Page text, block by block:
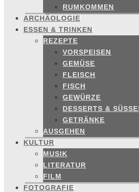
RUMKOMMEN
ARCHÄOLOGIE
ESSEN & TRINKEN
REZEPTE
VORSPEISEN
GEMÜSE
FLEISCH
FISCH
GEWÜRZE
DESSERTS & SÜSSES
GETRÄNKE
AUSGEHEN
KULTUR
MUSIK
LITERATUR
FILM
FOTOGRAFIE